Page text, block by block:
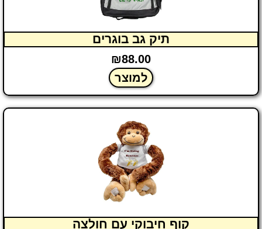
תיק גב בוגרים
₪88.00
למוצר
קוף חיבוקי עם חולצה